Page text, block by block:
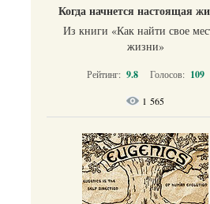
Когда начнется настоящая
Из книги «Как найти свое
жизни​»
Рейтинг: 9.8 Голосов: 109
1 565